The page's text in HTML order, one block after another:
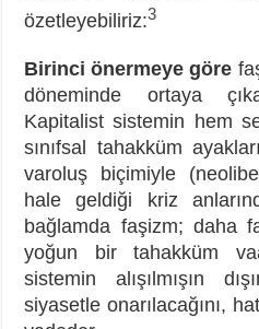
özetleyebiliriz:3
Birinci önermeye göre
döneminde ortaya
Kapitalist sistemin hem
sınıfsal tahakküm
varoluş biçimiyle
hale geldiği kriz
bağlamda faşizm; daha
yoğun bir tahakküm
sistemin alışılmışın
siyasetle onarılacağını,